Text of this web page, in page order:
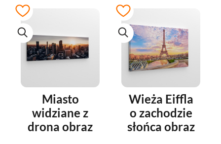
Miasto
widziane z
drona obraz
Wieża Eiffla
o zachodzie
słońca obraz